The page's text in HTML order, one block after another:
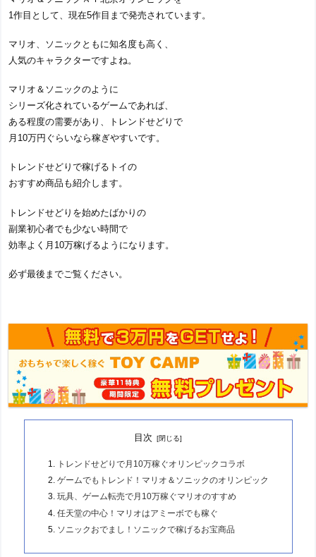
1作目として、現在5作目まで発売されています。
マリオ、ソニックともに知名度も高く、
人気のキャラクターですよね。
マリオ＆ソニックのように
シリーズ化されているゲームであれば、
ある程度の需要があり、トレンドせどりで
月10万円ぐらいなら稼ぎやすいです。
トレンドせどりで稼げるトイの
おすすめ商品も紹介します。
トレンドせどりを始めたばかりの
副業初心者でも少ない時間で
効率よく月10万稼げるようになります。
必ず最後までご覧ください。
目次
トレンドせどりで月10万稼ぐオリンピックコラボ
ゲームでもトレンド！マリオ＆ソニックのオリンピック
玩具、ゲーム転売で月10万稼ぐマリオのすすめ
任天堂の中心！マリオはアミーボでも稼ぐ
ソニックおでまし！ソニックで稼げるお宝商品